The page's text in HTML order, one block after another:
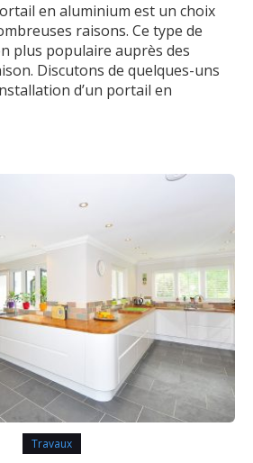
en aluminium est un choix
raisons. Ce type de
plus populaire auprès des
Discutons de quelques-uns
d’un portail en
L’un des principaux avantages
portail en aluminium est sa
Travaux